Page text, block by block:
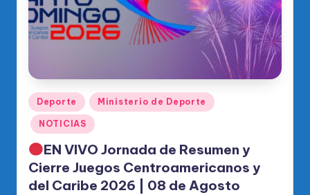
Publicado
en
Deporte Ministerio de Deporte
NOTICIAS
EN VIVO Jornada de Resumen y
Cierre Juegos Centroamericanos y
del Caribe 2026 | 08 de Agosto